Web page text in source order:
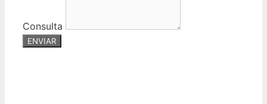
Consulta
ENVIAR